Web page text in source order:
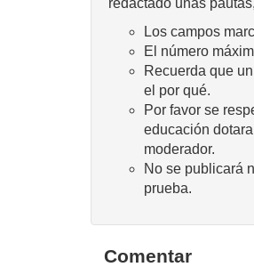
redactado unas
Los campos
El número
Recuerda que
el por qué.
Por favor se
educación
moderador.
No se publicará
prueba.
Comentar